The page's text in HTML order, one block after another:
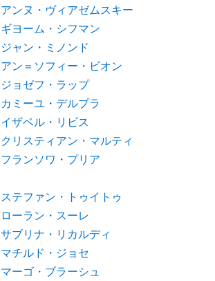
アンヌ・ヴィアゼムスキー
ギヨーム・シフマン
ジャン・ミノンド
アン＝ソフィー・ビオン
ジョゼフ・ラップ
カミーユ・デルプラ
イザベル・リビス
クリスティアン・マルティ
フランソワ・プリア
ステファン・トゥイトゥ
ローラン・スーレ
サブリナ・リカルディ
マチルド・ジョセ
マーゴ・ブラーシュ